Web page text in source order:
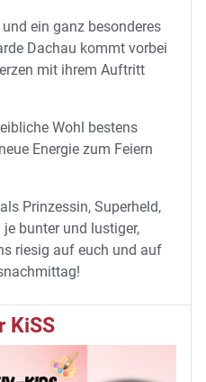
ein ganz besonderes
Dachau kommt vorbei
mit ihrem Auftritt
Wohl bestens
Energie zum Feiern
Prinzessin, Superheld,
bunter und lustiger,
riesig auf euch und auf
KiSS